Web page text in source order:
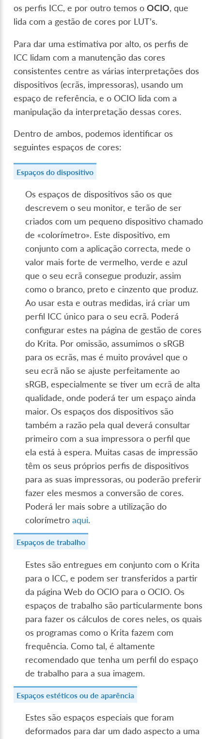
os perfis ICC, e por outro temos oOCIO, que
lida com a gestão de cores por LUT’s.
Para dar uma estimativa por alto, os perfis de
ICC lidam com a manutenção das cores
consistentes centre as várias interpretações dos
dispositivos (ecrãs, impressoras), usando um
espaço de referência, e o OCIO lida com a
manipulação da interpretação dessas cores.
Dentro de ambos, podemos identificar os
seguintes espaços de cores:
Espaços do dispositivo
Os espaços de dispositivos são os que
descrevem o seu monitor, e terão de ser
criados com um pequeno dispositivo chamado
de «colorímetro». Este dispositivo, em
conjunto com a aplicação correcta, mede o
valor mais forte de vermelho, verde e azul
que o seu ecrã consegue produzir, assim
como o branco, preto e cinzento que produz.
Ao usar esta e outras medidas, irá criar um
perfil ICC único para o seu ecrã. Poderá
configurar estes na página de gestão de cores
do Krita. Por omissão, assumimos o sRGB
para os ecrãs, mas é muito provável que o
seu ecrã não se ajuste perfeitamente ao
sRGB, especialmente se tiver um ecrã de alta
qualidade, onde poderá ter um espaço ainda
maior. Os espaços dos dispositivos são
também a razão pela qual deverá consultar
primeiro com a sua impressora o perfil que
ela está à espera. Muitas casas de impressão
têm os seus próprios perfis de dispositivos
para as suas impressoras, ou poderão preferir
fazer eles mesmos a conversão de cores.
Poderá ler mais sobre a utilização do
colorímetroaqui.
Espaços de trabalho
Estes são entregues em conjunto com o Krita
para o ICC, e podem ser transferidos a partir
da página Web do OCIO para o OCIO. Os
espaços de trabalho são particularmente bons
para fazer os cálculos de cores neles, os quais
os programas como o Krita fazem com
frequência. Como tal, é altamente
recomendado que tenha um perfil do espaço
de trabalho para a sua imagem.
Espaços estéticos ou de aparência
Estes são espaços especiais que foram
deformados para dar um dado aspecto a uma